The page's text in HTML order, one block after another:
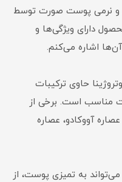
و نرمی پوست صورت توسط
دارای ویژگی‌ها و
اشاره می‌کنم.
حاوی ترکیبات
مناسب است. برخی از
آووکادو، عصاره
به تمیزی پوست، از